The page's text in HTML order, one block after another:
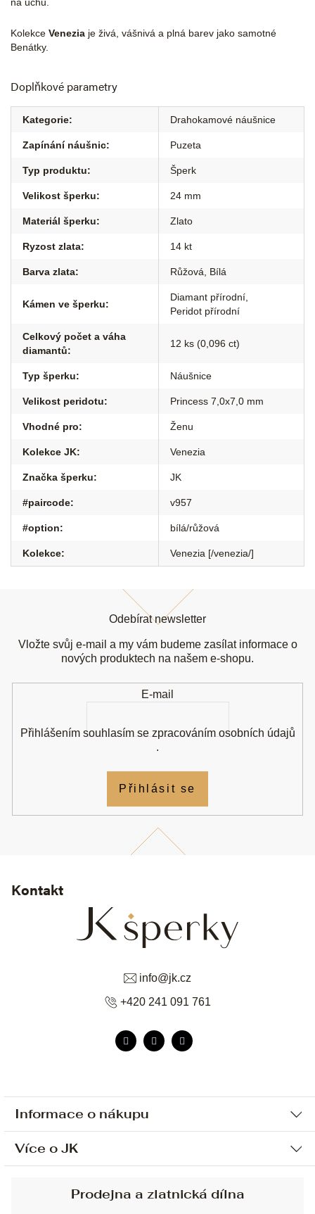
Kolekce Venezia je živá, vášnivá a plná barev jako samotné
Benátky.
Doplňkové parametry
Kategorie: Drahokamové náušnice
Zapínání náušnic: Puzeta
Typ produktu: Šperk
Velikost šperku: 24 mm
Materiál šperku: Zlato
Ryzost zlata: 14 kt
Barva zlata: Růžová Bílá
Kámen ve šperku:
Diamant přírodní
Peridot přírodní
Celkový počet a váha
diamantů:
12 ks (0,096 ct)
Typ šperku: Náušnice
Velikost peridotu: Princess 7,0x7,0 mm
Vhodné pro: Ženu
Kolekce JK: Venezia
Značka šperku: JK
#paircode: v957
#option: bílá/růžová
Kolekce: Venezia [/venezia/]
Informace o nákupu
Ochrana osobních údajů
Sjednání osobní schůzky
Více o JK
Kontakt
info@jk.cz
+420 241 091 761
Odebírat newsletter
Vložte svůj e-mail a my vám budeme zasílat informace o
nových produktech na našem e-shopu.
E-mail
Přihlášením souhlasím se zpracováním osobních údajů
.
Přihlásit se
Prodejna a zlatnická dílna